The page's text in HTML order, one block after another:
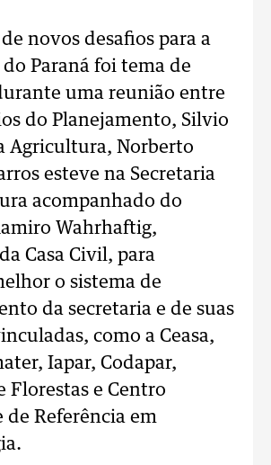
novos desafios para a
Paraná foi tema de
uma reunião entre
do Planejamento, Silvio
Agricultura, Norberto
esteve na Secretaria
acompanhado do
Wahrhaftig,
Casa Civil, para
o sistema de
da secretaria e de suas
como a Ceasa,
Iapar, Codapar,
Florestas e Centro
de Referência em